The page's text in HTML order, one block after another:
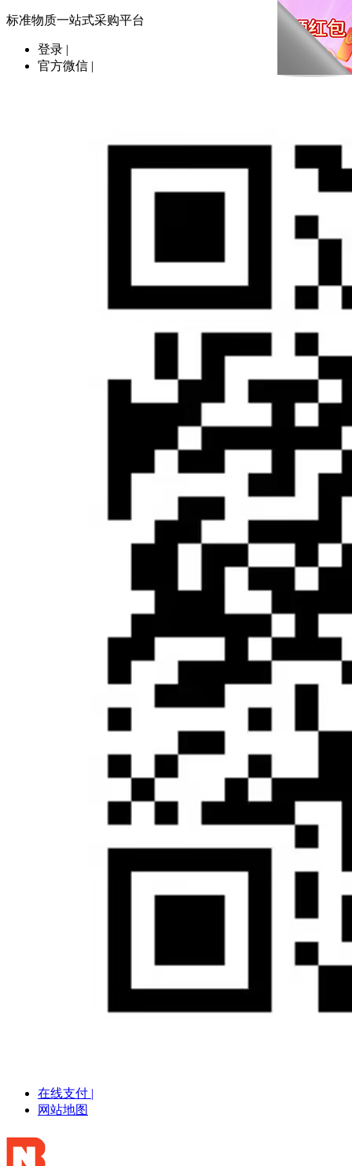
标准物质一站式采购平台
登录 |
官方微信 |
在线支付 |
网站地图